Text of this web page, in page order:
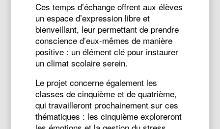
Ces temps d’échange offrent aux élèves
un espace d’expression libre et
bienveillant, leur permettant de prendre
conscience d’eux-mêmes de manière
positive : un élément clé pour instaurer
un climat scolaire serein.
Le projet concerne également les
classes de cinquième et de quatrième,
qui travailleront prochainement sur ces
thématiques : les cinquième exploreront